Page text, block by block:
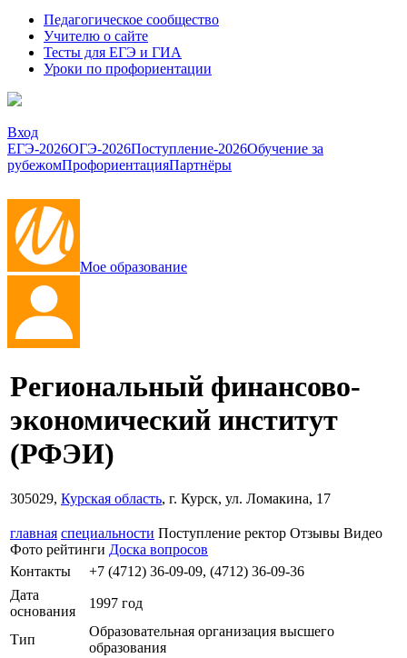
Педагогическое сообщество
Учителю о сайте
Тесты для ЕГЭ и ГИА
Уроки по профориентации
Вход
ЕГЭ-2026ОГЭ-2026Поступление-2026Обучение за
рубежомПрофориентацияПартнёры
Мое образование
Региональный финансово-
экономический институт
(РФЭИ)
305029, Курская область, г. Курск, ул. Ломакина, 17
главная специальности Поступление ректор Отзывы Видео
Фото рейтинги Доска вопросов
Контакты
+7 (4712) 36-09-09, (4712) 36-09-36
Дата
основания
1997 год
Тип
Образовательная организация высшего
образования